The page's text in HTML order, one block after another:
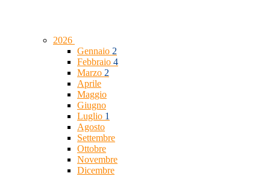
2026
Gennaio 2
Febbraio 4
Marzo 2
Aprile
Maggio
Giugno
Luglio 1
Agosto
Settembre
Ottobre
Novembre
Dicembre